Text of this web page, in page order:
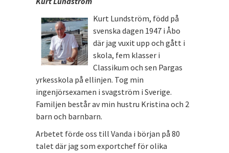
Kurt Lundström, född på
svenska dagen 1947 i Åbo
där jag vuxit upp och gått i
skola, fem klasser i
Classikum och sen Pargas
yrkesskola på ellinjen. Tog min
ingenjörsexamen i svagström i Sverige.
Familjen består av min hustru Kristina och 2
barn och barnbarn.
Arbetet förde oss till Vanda i början på 80
talet där jag som exportchef för olika